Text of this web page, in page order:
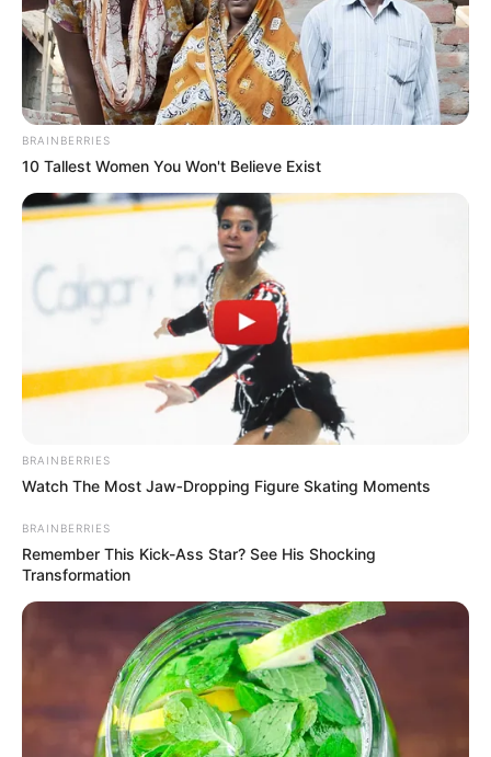
จันทร์ที่ 7 กันยายน 256306.15-10.45 น. คน
เกิดวันอาทิตย์ห้ามให้ฤกษ์นี้
จันทร์ที่ 14 กันยายน 256311.35-14.55 น. คน
เกิดวันอาทิตย์ห้ามให้ฤกษ์นี้
เสาร์ที่ 19 กันยายน 2563
เกิดวันพฤหัสบดีห้ามให้ฤกษ์นี้
อาทิตย์ที่ 20 กันยายน 256305.45-11.45 น. คน
เกิดวันจันทร์ห้ามใช้ฤกษ์นี้
พฤหัสบดีที่ 24 กันยายน 256306.15-13.45 น. คน
เกิดวันพุธกลางคืนห้ามใช้ฤกษ์นี้
ศุกร์ที่ 2 ตุลาคม 256307.15-08.25 น. คน
เกิดวันอาทิตย์ห้ามให้ฤกษ์นี้
08.15-10.45 น. คน
เกิดวันจันทร์ห้ามใช้ฤกษ์นี้
อาทิตย์ที่ 11 ตุลาคม 2563 09.15-14.15 น. คน
เกิดวันจันทร์ห้ามใช้ฤกษ์นี้
อาทิตย์ที่ 25 ตุลาคม 256306.15-10.25 น. คน
เกิดวันจันทร์ห้ามใช้ฤกษ์นี้
พฤหัสบดีที่ 29 ตุลาคม 256310.35-114.45 น. คน
เกิดวันพุธกลางคืนห้ามใช้ฤกษ์นี้
ศุกร์ที่ 30 ตุลาคม 256312.45-14.15 น. คน
เกิดวันอาทิตย์ห้ามให้ฤกษ์นี้
BRAINBERRIES
10 Tallest Women You Won't Believe Exist
BRAINBERRIES
Watch The Most Jaw‑Dropping Figure Skating Moments
BRAINBERRIES
Remember This Kick-Ass Star? See His Shocking
Transformation